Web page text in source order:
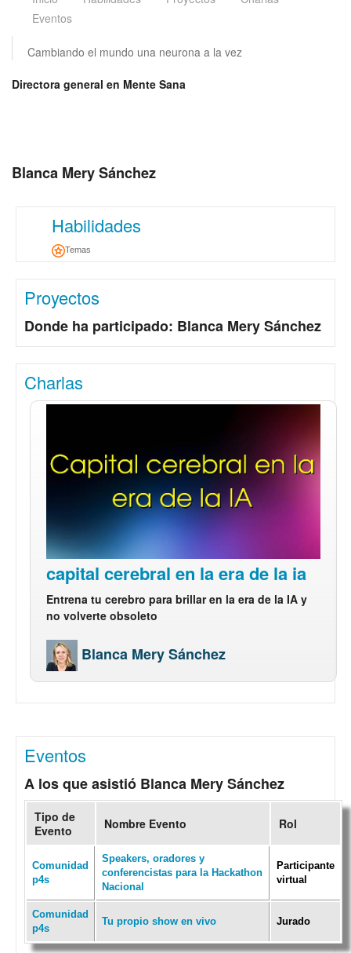
Eventos
Cambiando el mundo una neurona a la vez
Directora general en Mente Sana
Blanca Mery Sánchez
Habilidades
Temas
Proyectos
Donde ha participado: Blanca Mery Sánchez
Charlas
capital cerebral en la era de la ia
Entrena tu cerebro para brillar en la era de la IA y
no volverte obsoleto
Blanca Mery Sánchez
Eventos
A los que asistió Blanca Mery Sánchez
Tipo de
Evento
Nombre Evento Rol
Comunidad
p4s
Speakers, oradores y
conferencistas para la Hackathon
Nacional
Participante
virtual
Comunidad
p4s
Tu propio show en vivo Jurado